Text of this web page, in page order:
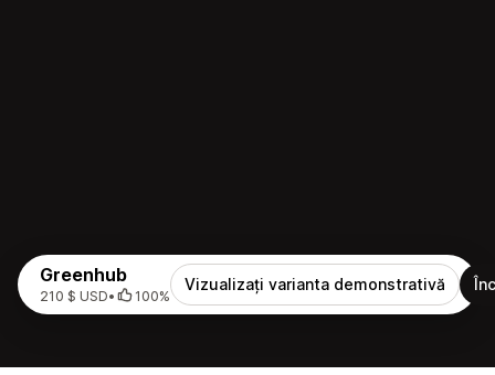
Greenhub
210 $ USD• 100%
Vizualizați varianta demonstrativă